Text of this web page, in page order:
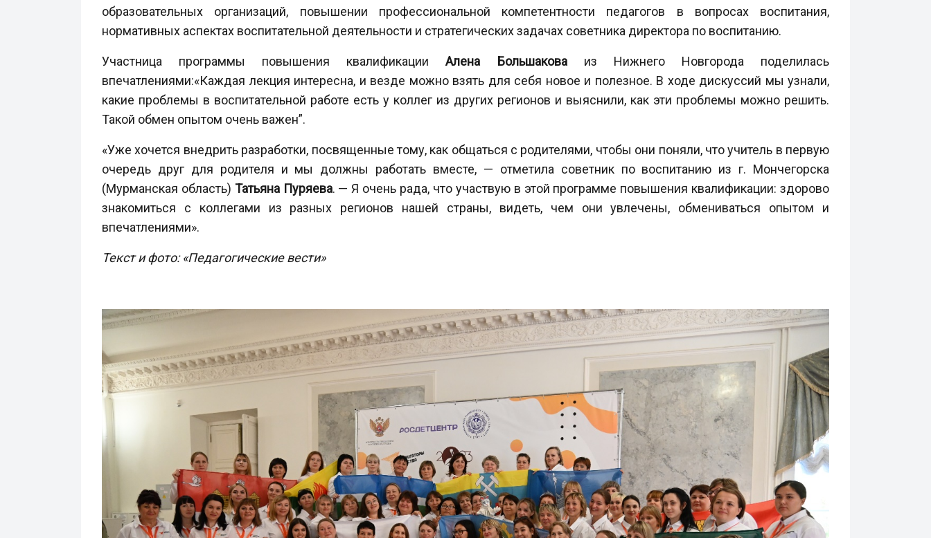
образовательных организаций, повышении профессиональной компетентности педагогов в вопросах воспитания,
нормативных аспектах воспитательной деятельности и стратегических задачах советника директора по воспитанию.
Участница программы повышения квалификацииАлена Большаковаиз Нижнего Новгорода поделилась
впечатлениями:«Каждая лекция интересна, и везде можно взять для себя новое и полезное. В ходе дискуссий мы узнали,
какие проблемы в воспитательной работе есть у коллег из других регионов и выяснили, как эти проблемы можно решить.
Такой обмен опытом очень важен”.
«Уже хочется внедрить разработки, посвященные тому, как общаться с родителями, чтобы они поняли, что учитель в первую
очередь друг для родителя и мы должны работать вместе, — отметила советник по воспитанию из г. Мончегорска
(Мурманская область) Татьяна Пуряева. — Я очень рада, что участвую в этой программе повышения квалификации: здорово
знакомиться с коллегами из разных регионов нашей страны, видеть, чем они увлечены, обмениваться опытом и
впечатлениями».
Текст и фото: «Педагогические вести»